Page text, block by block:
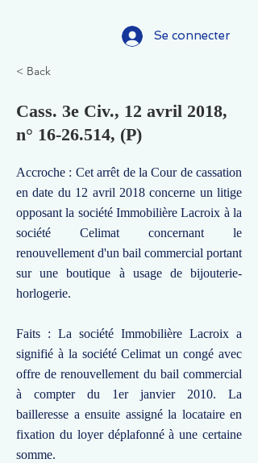
Se connecter
< Back
Cass. 3e Civ., 12 avril 2018,
n° 16-26.514, (P)
Accroche : Cet arrêt de la Cour de cassation
en date du 12 avril 2018 concerne un litige
opposant la société Immobilière Lacroix à la
société Celimat concernant le
renouvellement d'un bail commercial portant
sur une boutique à usage de bijouterie-
horlogerie.
Faits : La société Immobilière Lacroix a
signifié à la société Celimat un congé avec
offre de renouvellement du bail commercial
à compter du 1er janvier 2010. La
bailleresse a ensuite assigné la locataire en
fixation du loyer déplafonné à une certaine
somme.